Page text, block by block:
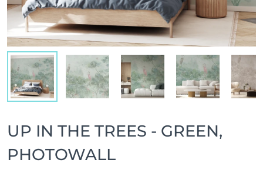
UP IN THE TREES - GREEN,
PHOTOWALL